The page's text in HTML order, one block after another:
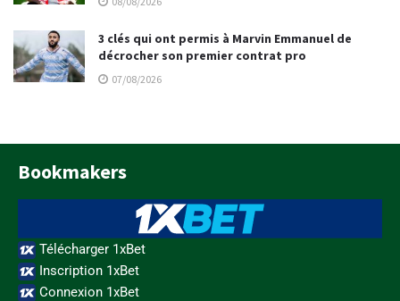
3 clés qui ont permis à Marvin Emmanuel de
décrocher son premier contrat pro
07/08/2026
Bookmakers
Télécharger 1xBet
Inscription 1xBet
Connexion 1xBet